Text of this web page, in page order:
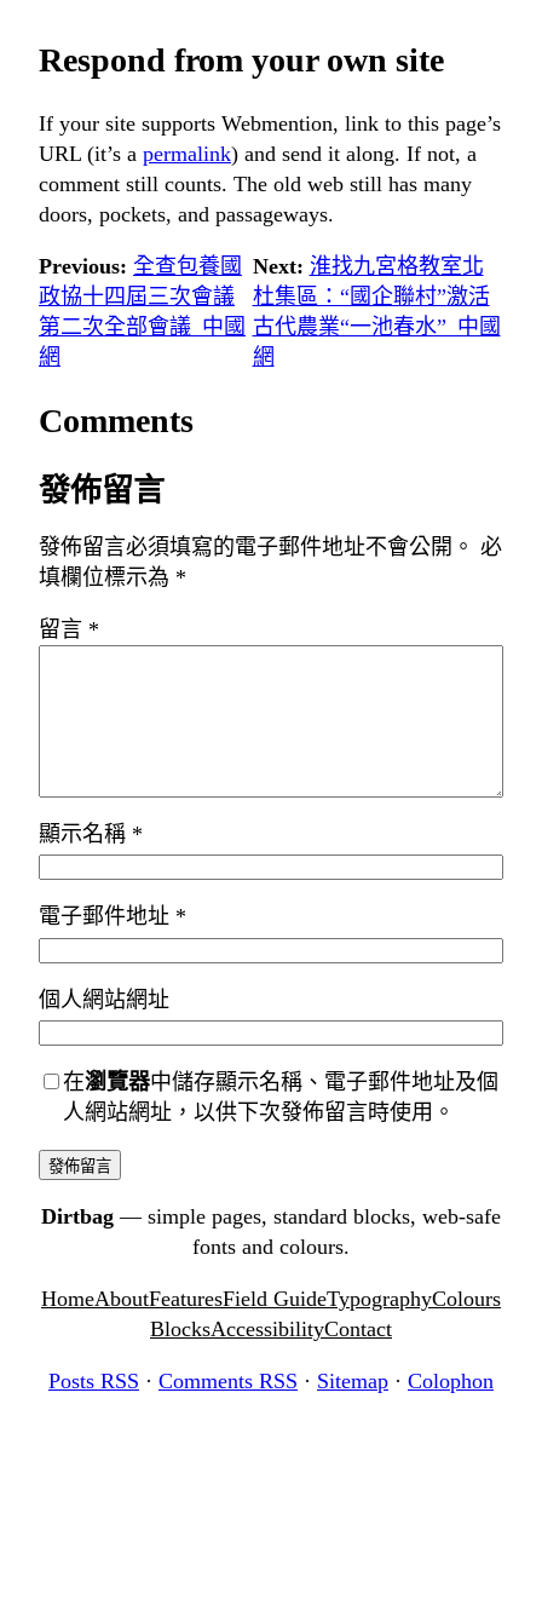
Respond from your own site
If your site supports Webmention, link to this page’s
URL (it’s a permalink) and send it along. If not, a
comment still counts. The old web still has many
doors, pockets, and passageways.
Previous: 全查包養國
政協十四屆三次會議
第二次全部會議_中國
網
Next: 淮找九宮格教室北
杜集區：“國企聯村”激活
古代農業“一池春水”_中國
網
Comments
發佈留言
發佈留言必須填寫的電子郵件地址不會公開。 必
填欄位標示為 *
留言 *
顯示名稱 *
電子郵件地址 *
個人網站網址
在瀏覽器中儲存顯示名稱、電子郵件地址及個
人網站網址，以供下次發佈留言時使用。
Dirtbag — simple pages, standard blocks, web-safe
fonts and colours.
HomeAboutFeaturesField GuideTypographyColours
BlocksAccessibilityContact
Posts RSS · Comments RSS · Sitemap · Colophon